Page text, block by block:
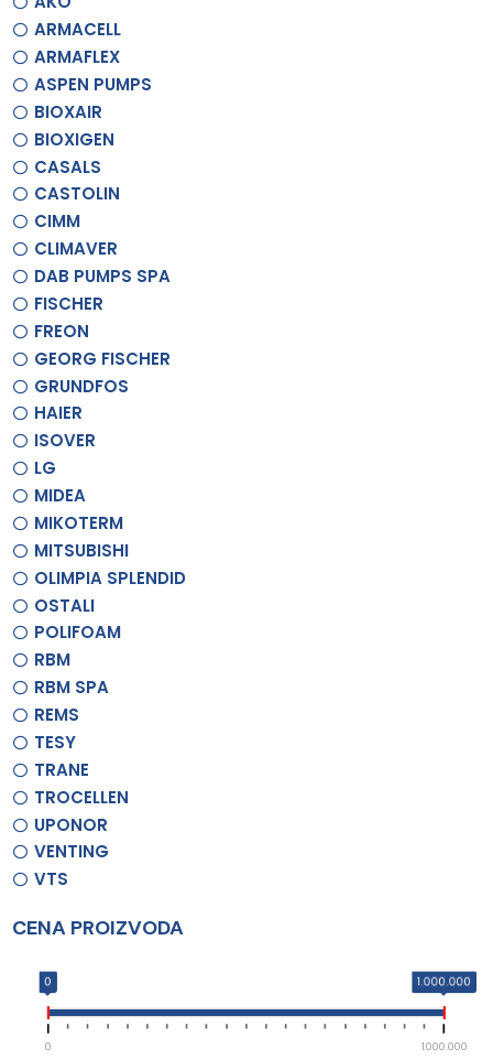
ARMACELL
ARMAFLEX
ASPEN PUMPS
BIOXAIR
BIOXIGEN
CASALS
CASTOLIN
CIMM
CLIMAVER
DAB PUMPS SPA
FISCHER
FREON
GEORG FISCHER
GRUNDFOS
HAIER
ISOVER
LG
MIDEA
MIKOTERM
MITSUBISHI
OLIMPIA SPLENDID
OSTALI
POLIFOAM
RBM
RBM SPA
REMS
TESY
TRANE
TROCELLEN
UPONOR
VENTING
VTS
CENA PROIZVODA
0 1.000.000
0 1.000.000